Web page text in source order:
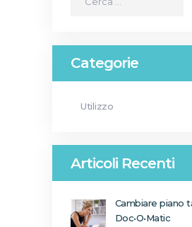
Categorie
Utilizzo
Articoli Recenti
Cambiare piano
Doc•O•Matic